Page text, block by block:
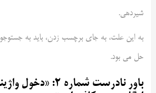
شیردهی.
به این علت، به جای برچسب زدن، باید به جستوجو
حل می بود.
باور نادرست شماره ۲: